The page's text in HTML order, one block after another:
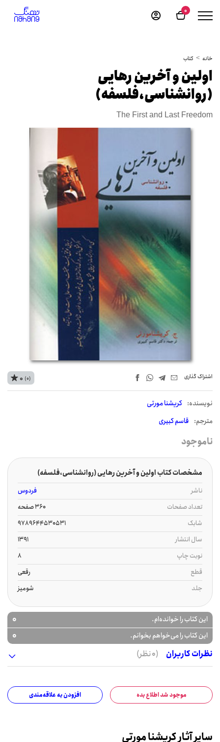
0
خانه کتاب
اولین و آخرین رهایی
(روانشناسی،فلسفه)
The First and Last Freedom
اشتراک‌ گذاری
نويسنده: کریشنا مورتی
مترجم: قاسم کبیری
0 (0)
ناموجود
مشخصات کتاب اولین و آخرین رهایی (روانشناسی،فلسفه)
ناشر
فردوس
تعداد صفحات
360 صفحه
شابک
9789644530531
سال انتشار
1391
نوبت چاپ
8
قطع
رقعی
جلد
شومیز
این کتاب را خوانده‌ام. 0
این کتاب را می‌خواهم بخوانم.
0
نظرات کاربران
(0 نظر)
موجود شد اطلاع بده افزودن به علاقه‌مندی
سایر آثار کریشنا مورتی